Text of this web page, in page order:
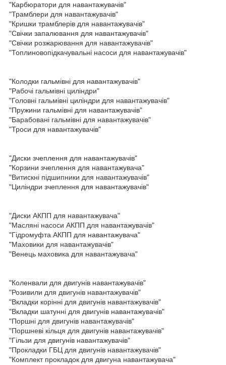
"Карбюратори для навантажувачів"
"Трамблери для навантажувачів"
"Кришки трамблерів для навантажувачів"
"Свічки запалювання для навантажувачів"
"Свічки розжарювання для навантажувачів"
"Топлиновопідкачувальні насоси для навантажувачів"
"Колодки гальмівні для навантажувачів"
"Рабочі гальмівні циліндри"
"Головні гальмівні циліндри для навантажувачів"
"Пружини гальмівні для навантажувачів"
"Барабовані гальмівні для навантажувачів"
"Троси для навантажувачів"
"Диски зчеплення для навантажувачів"
"Корзини зчеплення для навантажувача"
"Витискні підшипники для навантажувачів"
"Циліндри зчеплення для навантажувачів"
"Диски АКПП для навантажувача"
"Масляні насоси АКПП для навантажувачів"
"Гідромуфта АКПП для навантажувача"
"Маховики для навантажувачів"
"Венець маховика для навантажувача"
"Коленвали для двигунів навантажувачів"
"Розивили для двигунів навантажувачів"
"Вкладки корінні для двигунів навантажувачів"
"Вкладки шатунні для двигунів навантажувачів"
"Поршні для двигунів навантажувачів"
"Поршневі кільця для двигунів навантажувачів"
"Гільзи для двигунів навантажувачів"
"Прокладки ГБЦ для двигунів навантажувачів"
"Комплект прокладок для двигуна навантажувача"